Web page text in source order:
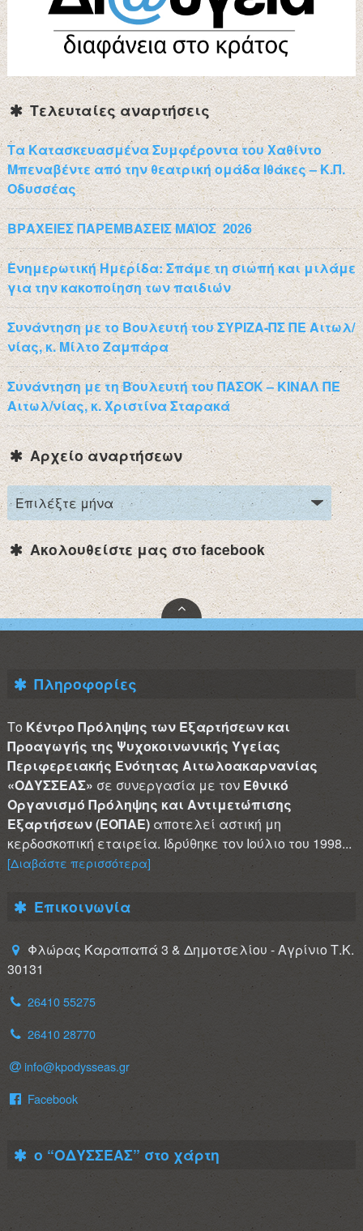
Τελευταίες αναρτήσεις
Τα Κατασκευασμένα Συμφέροντα του Χαθίντο
Μπεναβέντε από την θεατρική ομάδα Ιθάκες – Κ.Π.
Οδυσσέας
ΒΡΑΧΕΙΕΣ ΠΑΡΕΜΒΑΣΕΙΣ ΜΑΪΟΣ 2026
Ενημερωτική Ημερίδα: Σπάμε τη σιωπή και μιλάμε
για την κακοποίηση των παιδιών
Συνάντηση με το Βουλευτή του ΣΥΡΙΖΑ-ΠΣ ΠΕ Αιτωλ/
νίας, κ. Μίλτο Ζαμπάρα
Συνάντηση με τη Βουλευτή του ΠΑΣΟΚ – ΚΙΝΑΛ ΠΕ
Αιτωλ/νίας, κ. Χριστίνα Σταρακά
Αρχείο αναρτήσεων
Ακολουθείστε μας στο facebook
Πληροφορίες
Το Κέντρο Πρόληψης των Εξαρτήσεων και
Προαγωγής της Ψυχοκοινωνικής Υγείας
Περιφερειακής Ενότητας Αιτωλοακαρνανίας
«ΟΔΥΣΣΕΑΣ» σε συνεργασία με τον Εθνικό
Οργανισμό Πρόληψης και Αντιμετώπισης
Εξαρτήσεων (ΕΟΠΑΕ)αποτελεί αστική μη
κερδοσκοπική εταιρεία. Ιδρύθηκε τον Ιούλιο του 1998...
[Διαβάστε περισσότερα]
Επικοινωνία
Φλώρας Καραπαπά 3 & Δημοτσελίου - Αγρίνιο Τ.Κ.
30131
26410 55275
26410 28770
info@kpodysseas.gr
Facebook
ο “ΟΔΥΣΣΕΑΣ” στο χάρτη